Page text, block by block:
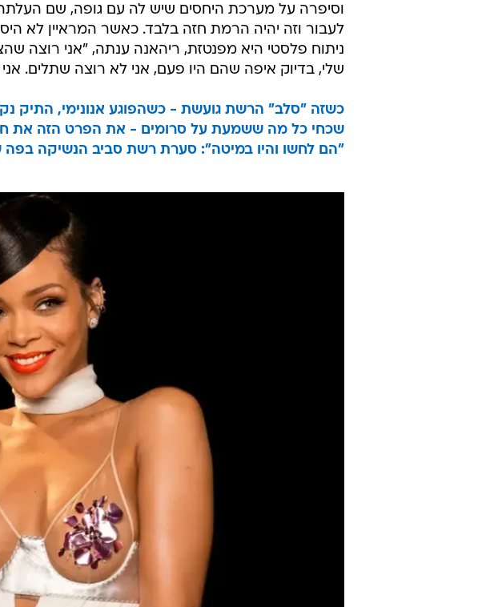
וסיפרה על מערכת היחסים שיש לה עם גופה, שם
לעבור וזה יהיה הרמת חזה בלבד. כאשר המראיין לא
ניתוח פלסטי היא מפנטזת, ריהאנה ענתה, "אני רוצה
שלי, בדיוק איפה שהם היו פעם, אני לא רוצה שתלים.
כשזה "סלב" הרשת גועשת - כשהפוגע אנונימי, התיק
שכחי כל מה ששמעת על סרומים - את הפרט הזה את
"הם לחשו והיו במיטה": סערת רשת סביב הנשיקה בפה